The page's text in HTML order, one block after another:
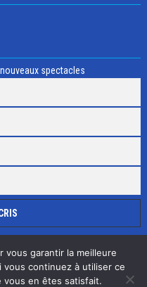
spectacles
RéalisationAdamaco
vous garantir la meilleure
continuez à utiliser ce
vous en êtes satisfait.